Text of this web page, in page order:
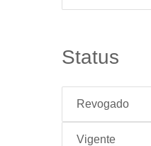
Status
Revogado
Vigente